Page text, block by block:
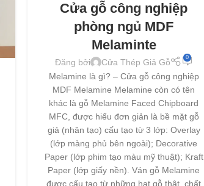
Cửa gỗ công nghiệp
phòng ngủ MDF
Melaminte
Đăng bởi Cửa Thép Giả Gỗ 0
Melamine là gì? – Cửa gỗ công nghiệp
MDF Melamine Melamine còn có tên
khác là gỗ Melamine Faced Chipboard
MFC, được hiểu đơn giản là bề mặt gỗ
giả (nhân tạo) cấu tạo từ 3 lớp: Overlay
(lớp màng phủ bên ngoài); Decorative
Paper (lớp phim tạo màu mỹ thuật); Kraft
Paper (lớp giấy nền). Ván gỗ Melamine
được cấu tạo từ những hạt gỗ thật, chất